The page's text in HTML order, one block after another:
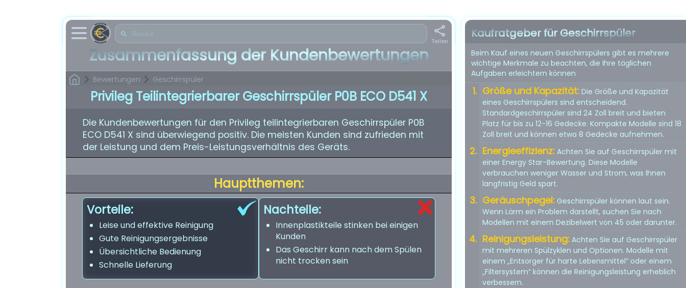
Teilen
Zusammenfassung der Kundenbewertungen
Bewertungen Geschirrspüler
Privileg Teilintegrierbarer Geschirrspüler P0B ECO D541 X
Die Kundenbewertungen für den Privileg teilintegrierbaren Geschirrspüler P0B
ECO D541 X sind überwiegend positiv. Die meisten Kunden sind zufrieden mit
der Leistung und dem Preis-Leistungsverhältnis des Geräts.
Hauptthemen:
Vorteile:
Leise und effektive Reinigung
Gute Reinigungsergebnisse
Übersichtliche Bedienung
Schnelle Lieferung
Nachteile:
Innenplastikteile stinken bei einigen
Kunden
Das Geschirr kann nach dem Spülen
nicht trocken sein
Kaufratgeber für Geschirrspüler
Beim Kauf eines neuen Geschirrspülers gibt es mehrere
wichtige Merkmale zu beachten, die Ihre täglichen
Aufgaben erleichtern können
Größe und Kapazität: Die Größe und Kapazität
eines Geschirrspülers sind entscheidend.
Standardgeschirrspüler sind 24 Zoll breit und bieten
Platz für bis zu 12-16 Gedecke. Kompakte Modelle sind 18
Zoll breit und können etwa 8 Gedecke aufnehmen.
Energieeffizienz: Achten Sie auf Geschirrspüler mit
einer Energy Star-Bewertung. Diese Modelle
verbrauchen weniger Wasser und Strom, was Ihnen
langfristig Geld spart.
Geräuschpegel: Geschirrspüler können laut sein.
Wenn Lärm ein Problem darstellt, suchen Sie nach
Modellen mit einem Dezibelwert von 45 oder darunter.
Reinigungsleistung: Achten Sie auf Geschirrspüler
mit mehreren Spülzyklen und Optionen. Modelle mit
einem „Entsorger für harte Lebensmittel“ oder einem
„Filtersystem“ können die Reinigungsleistung erheblich
verbessern.